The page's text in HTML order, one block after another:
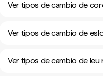
Ver tipos de cambio de
Ver tipos de cambio de
Ver tipos de cambio de